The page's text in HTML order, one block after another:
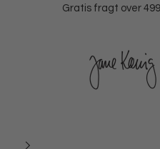
Gratis fragt over